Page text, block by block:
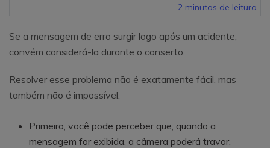
- 2 minutos de leitura.
Se a mensagem de erro surgir logo após um acidente,
convém considerá-la durante o conserto.
Resolver esse problema não é exatamente fácil, mas
também não é impossível.
Primeiro, você pode perceber que, quando a
mensagem for exibida, a câmera poderá travar.